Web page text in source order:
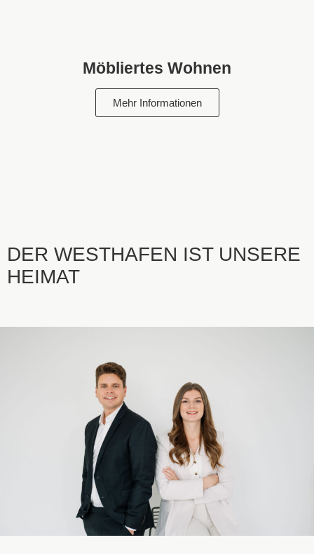
Möbliertes Wohnen
Mehr Informationen
DER WESTHAFEN IST UNSERE
HEIMAT